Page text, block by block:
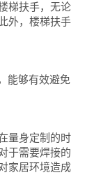
梯扶手，无论
外，楼梯扶手
能够有效避免
量身定制的时
于需要焊接的
家居环境造成